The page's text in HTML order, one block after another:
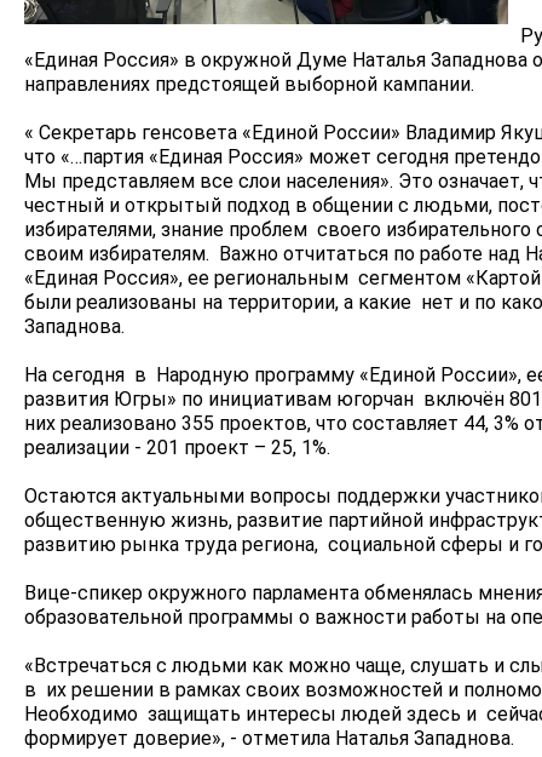
«Единая Россия» в окружной Думе Наталья Западнова
направлениях предстоящей выборной кампании.
« Секретарь генсовета «Единой России» Владимир
что «…партия «Единая Россия» может сегодня
Мы представляем все слои населения». Это означает,
честный и открытый подход в общении с людьми,
избирателями, знание проблем своего
своим избирателям. Важно отчитаться по работе над
«Единая Россия», ее региональным сегментом
были реализованы на территории, а какие нет и по
Западнова.
На сегодня в Народную программу «Единой России»,
развития Югры» по инициативам югорчан включён
них реализовано 355 проектов, что составляет 44, 3%
реализации - 201 проект – 25, 1%.
Остаются актуальными вопросы поддержки
общественную жизнь, развитие партийной
развитию рынка труда региона, социальной сферы и
Вице-спикер окружного парламента обменялась
образовательной программы о важности работы на
«Встречаться с людьми как можно чаще, слушать и
в их решении в рамках своих возможностей и
Необходимо защищать интересы людей здесь и
формирует доверие», - отметила Наталья Западнова.